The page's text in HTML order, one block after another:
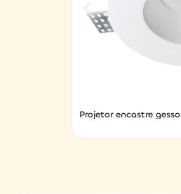
Projetor encastre gesso
1015